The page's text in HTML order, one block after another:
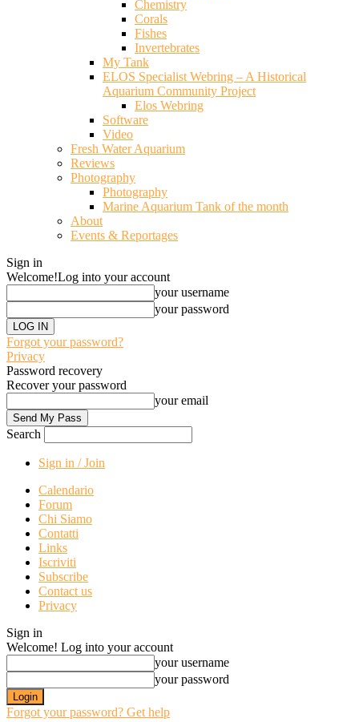
Chemistry
Corals
Fishes
Invertebrates
My Tank
ELOS Specialist Webring – A Historical
Aquarium Community Project
Elos Webring
Software
Video
Fresh Water Aquarium
Reviews
Photography
Photography
Marine Aquarium Tank of the month
About
Events & Reportages
Sign in
Welcome!Log into your account
your username
your password
Forgot your password?
Privacy
Password recovery
Recover your password
your email
Search
Sign in / Join
Calendario
Forum
Chi Siamo
Contatti
Links
Iscriviti
Subscribe
Contact us
Privacy
Sign in
Welcome! Log into your account
your username
your password
Forgot your password? Get help